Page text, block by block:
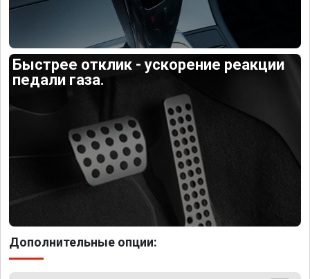
Быстрее отклик - ускорение реакции
педали газа.
Дополнительные опции: